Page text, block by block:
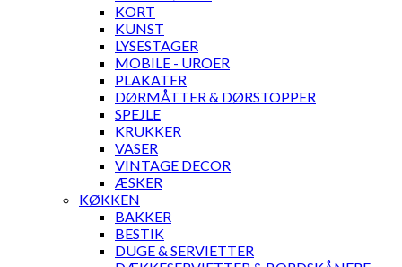
KORT
KUNST
LYSESTAGER
MOBILE - UROER
PLAKATER
DØRMÅTTER & DØRSTOPPER
SPEJLE
KRUKKER
VASER
VINTAGE DECOR
ÆSKER
KØKKEN
BAKKER
BESTIK
DUGE & SERVIETTER